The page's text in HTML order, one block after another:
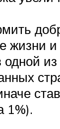
жизни
из
1%).